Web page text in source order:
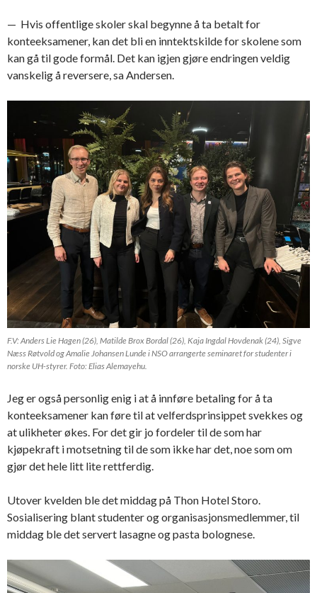
— Hvis offentlige skoler skal begynne å ta betalt for
konteeksamener, kan det bli en inntektskilde for skolene som
kan gå til gode formål. Det kan igjen gjøre endringen veldig
vanskelig å reversere, sa Andersen.
F.V: Anders Lie Hagen (26), Matilde Brox Bordal (26), Kaja Ingdal Hovdenak (24), Sigve
Næss Røtvold og Amalie Johansen Lunde i NSO arrangerte seminaret for studenter i
norske UH-styrer. Foto: Elias Alemayehu.
Jeg er også personlig enig i at å innføre betaling for å ta
konteeksamener kan føre til at velferdsprinsippet svekkes og
at ulikheter økes. For det gir jo fordeler til de som har
kjøpekraft i motsetning til de som ikke har det, noe som om
gjør det hele litt lite rettferdig.
Utover kvelden ble det middag på Thon Hotel Storo.
Sosialisering blant studenter og organisasjonsmedlemmer, til
middag ble det servert lasagne og pasta bolognese.